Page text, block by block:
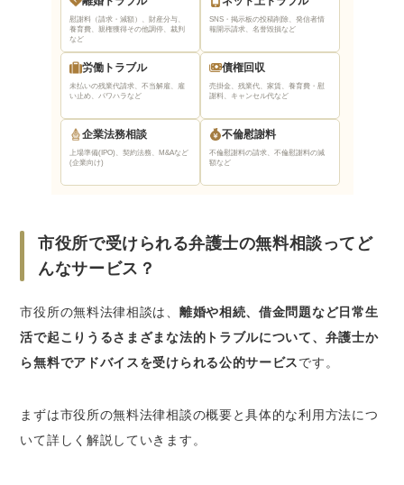
相談内容を優先順位ごとに整理しておく
関係書類や証拠を持参する
相談後の対応を弁護士に確認する
市役所以外に弁護士に無料相談できるおすすめ
窓口
【おすすめ】ベンナビ｜電話やLINEで土日祝
相談可能
弁護士会｜一部の相談は無料で対応してくれ
る
料相談できますか？
Q2. 本人以外（家族など）でも相談は可能で
Q3. 相談内容の秘密は守られますか？
慰謝料（請求・減額）、財産分与、
養育費、親権獲得その他調停、裁判
など
SNS・掲示板の投稿削除、発信者情
報開示請求、名誉毀損など
労働トラブル
未払いの残業代請求、不当解雇、雇
い止め、パワハラなど
債権回収
売掛金、残業代、家賃、養育費・慰
謝料、キャンセル代など
企業法務相談
上場準備(IPO)、契約法務、M&Aなど
(企業向け)
不倫慰謝料
不倫慰謝料の請求、不倫慰謝料の減
額など
市役所で受けられる弁護士の無料相談ってど
んなサービス？
市役所の無料法律相談は、 離婚や相続、借金問題など日常生
活で起こりうるさまざまな法的トラブルについて、弁護士か
ら無料でアドバイスを受けられる公的サービスです。
まずは市役所の無料法律相談の概要と具体的な利用方法につ
いて詳しく解説していきます。